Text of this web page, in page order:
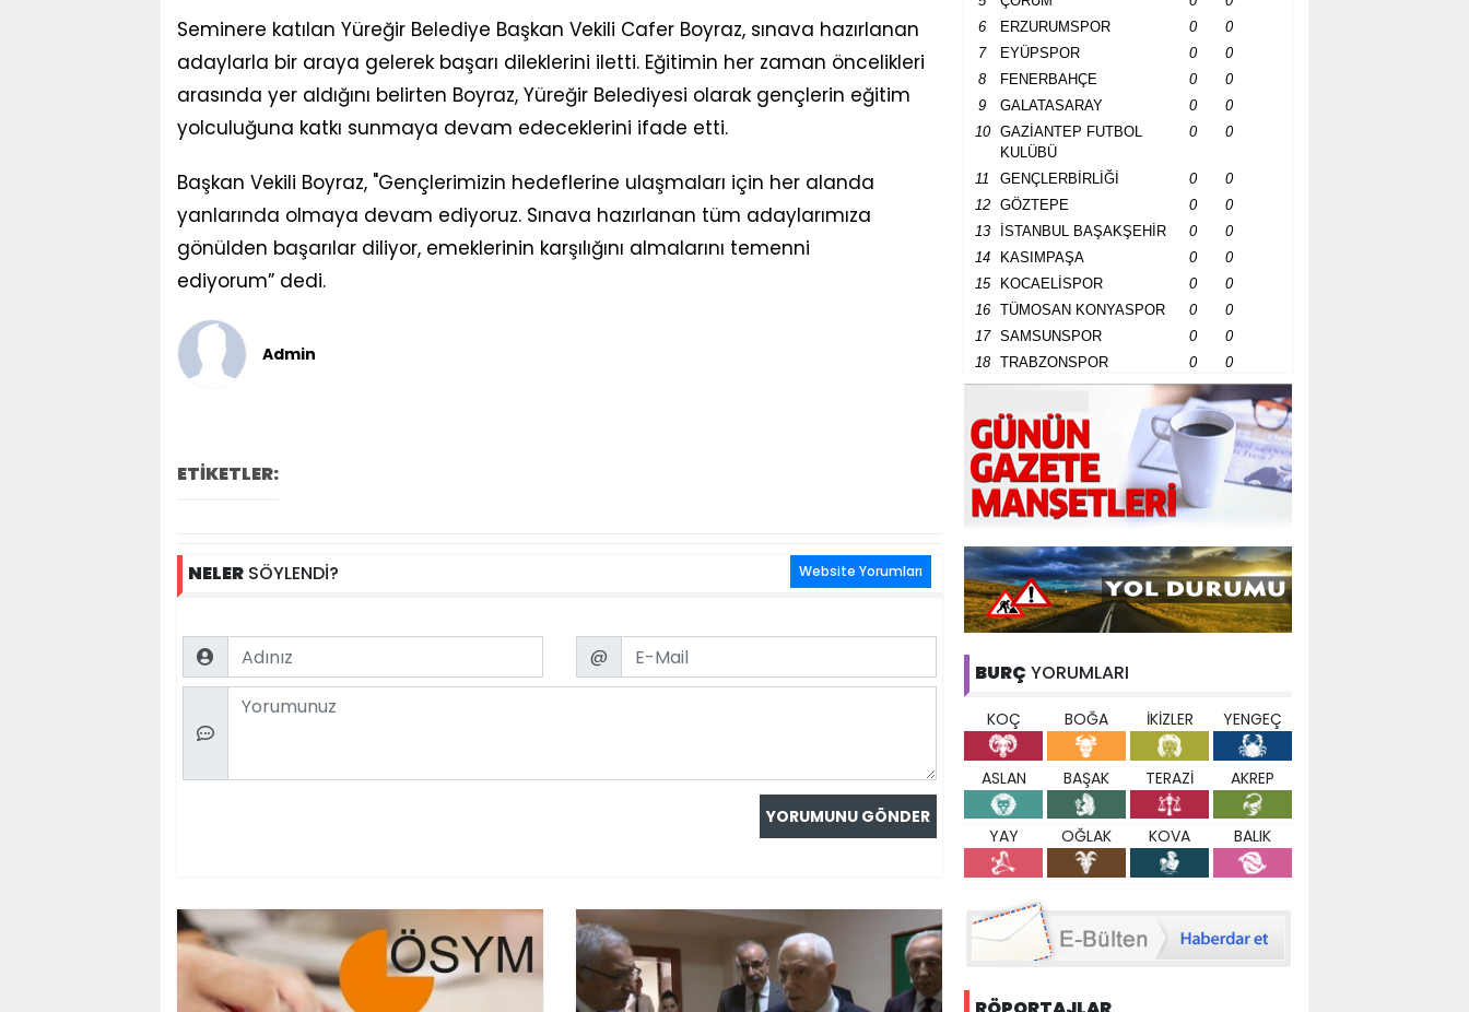
Seminere katılan Yüreğir Belediye Başkan Vekili Cafer Boyraz, sınava hazırlanan
adaylarla bir araya gelerek başarı dileklerini iletti. Eğitimin her zaman öncelikleri
arasında yer aldığını belirten Boyraz, Yüreğir Belediyesi olarak gençlerin eğitim
yolculuğuna katkı sunmaya devam edeceklerini ifade etti.
Başkan Vekili Boyraz, "Gençlerimizin hedeflerine ulaşmaları için her alanda
yanlarında olmaya devam ediyoruz. Sınava hazırlanan tüm adaylarımıza
gönülden başarılar diliyor, emeklerinin karşılığını almalarını temenni
ediyorum” dedi.
Admin
ETİKETLER:
NELER SÖYLENDİ? Website Yorumları
Name Email
@
Comment
6
ERZURUMSPOR 0
0
7
EYÜPSPOR 0
0
8
FENERBAHÇE 0
0
9
GALATASARAY 0
0
10
GAZİANTEP FUTBOL
KULÜBÜ
0 0
11 GENÇLERBİRLİĞİ 0
0
12
GÖZTEPE 0
0
13
İSTANBUL BAŞAKŞEHİR 0
0
14
KASIMPAŞA 0
0
15
KOCAELİSPOR 0
0
16
TÜMOSAN KONYASPOR 0
0
17
SAMSUNSPOR 0
0
18
TRABZONSPOR 0 0
BURÇ YORUMLARI
KOÇ BOĞA İKİZLER YENGEÇ
ASLAN BAŞAK TERAZİ AKREP
YAY OĞLAK KOVA BALIK